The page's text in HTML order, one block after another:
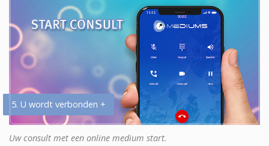
5. U wordt verbonden +
Uw consult met een online medium start.